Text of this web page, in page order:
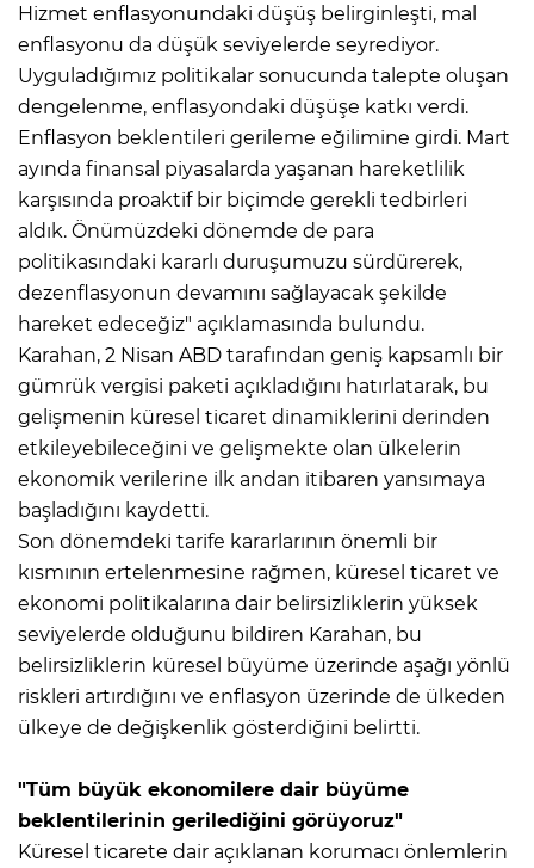
Hizmet enflasyonundaki düşüş belirginleşti, mal
enflasyonu da düşük seviyelerde seyrediyor.
Uyguladığımız politikalar sonucunda talepte oluşan
dengelenme, enflasyondaki düşüşe katkı verdi.
Enflasyon beklentileri gerileme eğilimine girdi. Mart
ayında finansal piyasalarda yaşanan hareketlilik
karşısında proaktif bir biçimde gerekli tedbirleri
aldık. Önümüzdeki dönemde de para
politikasındaki kararlı duruşumuzu sürdürerek,
dezenflasyonun devamını sağlayacak şekilde
hareket edeceğiz" açıklamasında bulundu.
Karahan, 2 Nisan ABD tarafından geniş kapsamlı bir
gümrük vergisi paketi açıkladığını hatırlatarak, bu
gelişmenin küresel ticaret dinamiklerini derinden
etkileyebileceğini ve gelişmekte olan ülkelerin
ekonomik verilerine ilk andan itibaren yansımaya
başladığını kaydetti.
Son dönemdeki tarife kararlarının önemli bir
kısmının ertelenmesine rağmen, küresel ticaret ve
ekonomi politikalarına dair belirsizliklerin yüksek
seviyelerde olduğunu bildiren Karahan, bu
belirsizliklerin küresel büyüme üzerinde aşağı yönlü
riskleri artırdığını ve enflasyon üzerinde de ülkeden
ülkeye de değişkenlik gösterdiğini belirtti.
"Tüm büyük ekonomilere dair büyüme
beklentilerinin gerilediğini görüyoruz"
Küresel ticarete dair açıklanan korumacı önlemlerin